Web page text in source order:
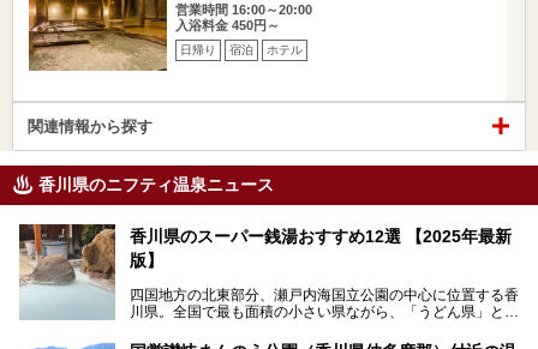
営業時間 16:00～20:00
入浴料金 450円～
日帰り 宿泊 ホテル
関連情報から探す
香川県のニフティ温泉ニュース
香川県のスーパー銭湯おすすめ12選 【2025年最新
版】
四国地方の北東部分、瀬戸内海国立公園の中心に位置する香
川県。全国で最も面積の小さい県ながら、「うどん県」とも
オリーブ、和三盆、製塩や醤油など特産品は実にバラエティ